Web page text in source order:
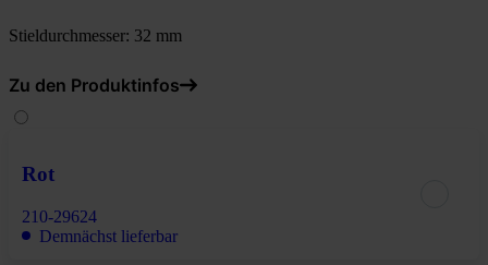
Stieldurchmesser: 32 mm
Zu den Produktinfos
Rot
210-29624
Demnächst lieferbar